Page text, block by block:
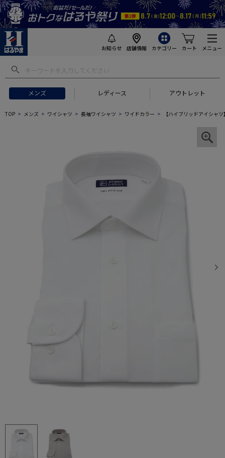
お知らせ 店舗情報 カテゴリー カート メニュー
メンズ レディース アウトレット
TOP メンズ ワイシャツ 長袖ワイシャツ ワイドカラー 【ハイブリッドアイシャ